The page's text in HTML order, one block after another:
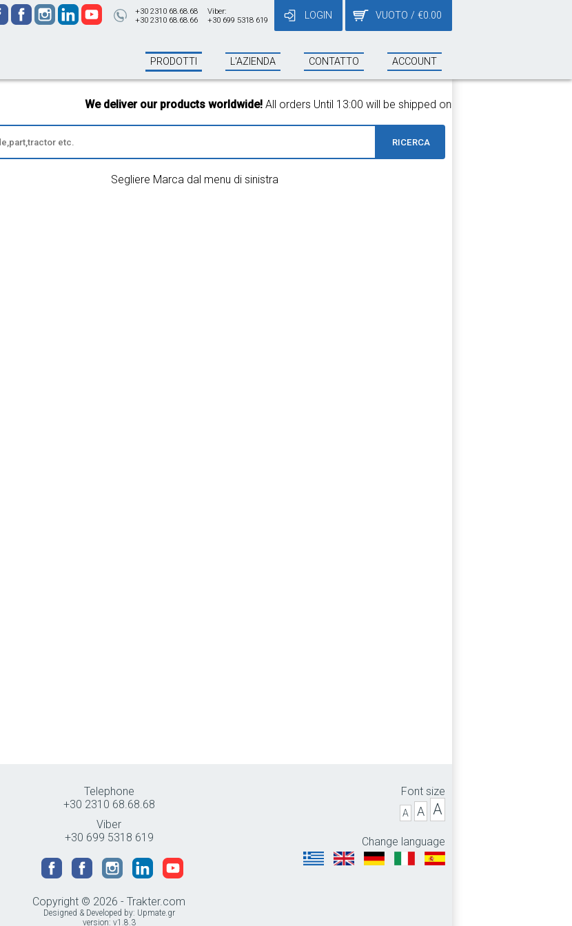
+30 2310 68.68.68
+30 2310 68.68.66
Viber:
+30 699 5318 619
LOGIN VUOTO / €0.00
PRODOTTI L'AZIENDA CONTATTO ACCOUNT
We deliver our products worldwide!All orders Until 13:00 will be shipped on the same day!
RICERCA
Segliere Marca dal menu di sinistra
Telephone
+30 2310 68.68.68
Viber
+30 699 5318 619
Copyright © 2026 - Trakter.com
Designed & Developed by: Upmate.gr
version: v1.8.3
Font size
A A A
Change language